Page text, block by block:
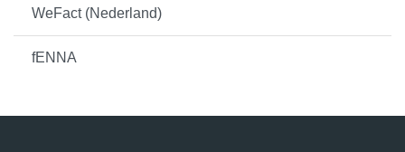
WeFact (Nederland)
fENNA